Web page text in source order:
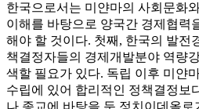
한국으로서는 미얀마의 사회문화
이해를 바탕으로 양국간 경제협력
해야 할 것이다. 첫째, 한국의 발전
책결정자들의 경제개발분야 역량
색할 필요가 있다. 독립 이후 미얀
수립에 있어 합리적인 정책결정보